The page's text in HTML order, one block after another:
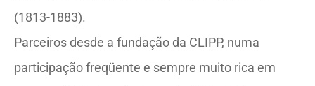
(1813-1883).
Parceiros desde a fundação da CLIPP, numa
participação freqüente e sempre muito rica em